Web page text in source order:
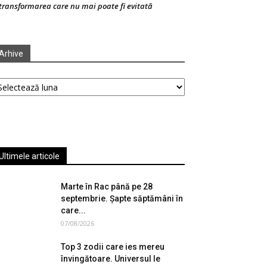
care nu mai poate fi evitată
articole
Marte în Rac până pe 28
septembrie. Șapte săptămâni în
care...
07/08/2026
Top 3 zodii care ies mereu
învingătoare. Universul le